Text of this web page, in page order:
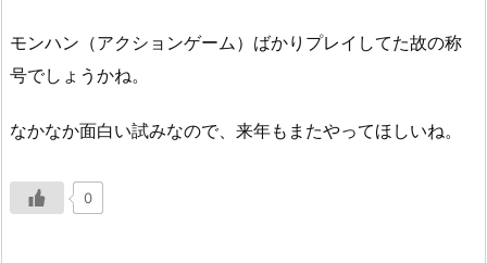
モンハン（アクションゲーム）ばかりプレイしてた故の称
号でしょうかね。
なかなか面白い試みなので、来年もまたやってほしいね。
0